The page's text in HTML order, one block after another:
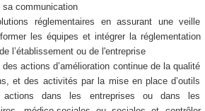
sa communication
réglementaires en assurant une veille
les équipes et intégrer la réglementation
l’établissement ou de l'entreprise
actions d’amélioration continue de la qualité
et des activités par la mise en place d’outils
dans les entreprises ou dans les